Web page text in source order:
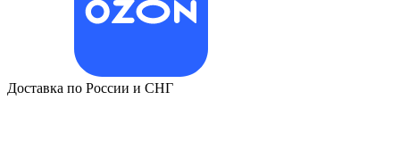
Доставка по России и СНГ